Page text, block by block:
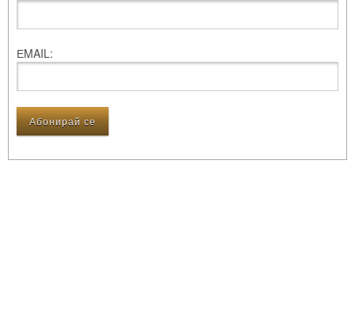
ЕMAIL: